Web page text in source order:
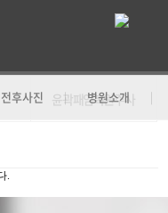
전후사진 | 병원소개 |
윤곽패임복원주사